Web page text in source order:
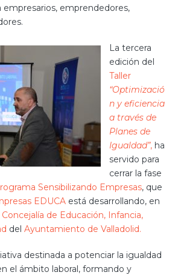
empresarios, emprendedores,
La tercera
edición del
Taller
“Optimizació
n y eficiencia
a través de
Planes de
Igualdad”, ha
servido para
cerrar la fase
Sensibilizando Empresas, que
EDUCA está desarrollando, en
Concejalía de Educación, Infancia,
del Ayuntamiento de Valladolid.
destinada a potenciar la igualdad
el ámbito laboral, formando y